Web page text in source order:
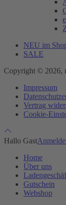
NEU im
SALE
Copyright © 2026,
Impressum
Vertrag
Cookie-
Hallo Gast
Home
Über uns
Gutschein
Webshop